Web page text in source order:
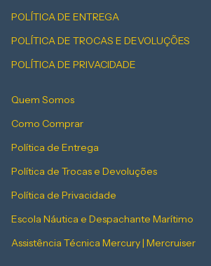
POLÍTICA DE ENTREGA
POLÍTICA DE TROCAS E DEVOLUÇÕES
POLÍTICA DE PRIVACIDADE
Quem Somos
Como Comprar
Política de Entrega
Política de Trocas e Devoluções
Política de Privacidade
Escola Náutica e Despachante Marítimo
Assistência Técnica Mercury | Mercruiser